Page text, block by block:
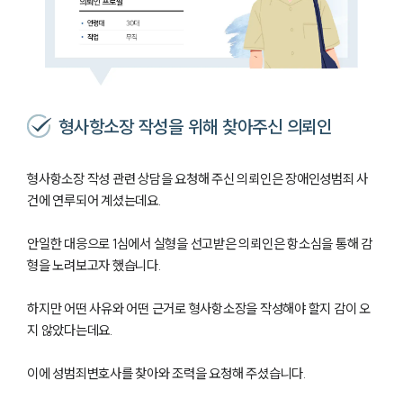
형사항소장 작성을 위해 찾아주신 의뢰인
형사항소장 작성 관련 상담을 요청해 주신 의뢰인은 장애인성범죄 사
건에 연루되어 계셨는데요.
안일한 대응으로 1심에서 실형을 선고받은 의뢰인은 항소심을 통해 감
형을 노려보고자 했습니다.
하지만 어떤 사유와 어떤 근거로 형사항소장을 작성해야 할지 감이 오
지 않았다는데요.
이에 성범죄변호사를 찾아와 조력을 요청해 주셨습니다.